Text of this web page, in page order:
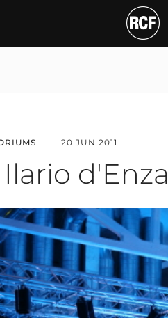
d'Enza
20 JUN 2011
d'Enza